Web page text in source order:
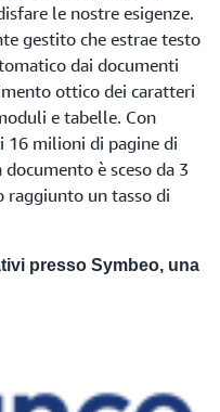
le nostre esigenze.
gestito che estrae testo
dai documenti
ottico dei caratteri
e tabelle. Con
16 milioni di pagine di
è sceso da 3
raggiunto un tasso di
presso Symbeo, una